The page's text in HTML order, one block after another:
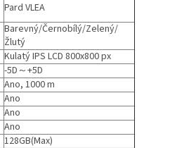
Pard VLEA
Barevný/Černobílý/Zelený/
Žlutý
Kulatý IPS LCD 800x800 px
-5D～+5D
Ano, 1000 m
Ano
Ano
Ano
128GB(Max)